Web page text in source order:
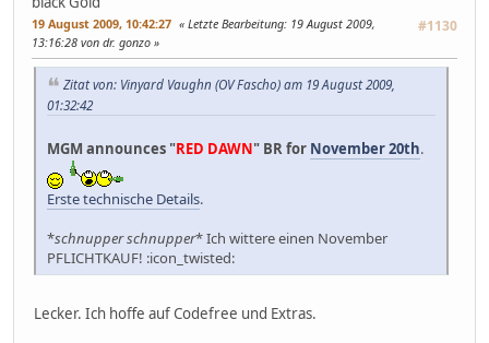
19 August 2009, 10:42:27 #1130
Letzte Bearbeitung: 19 August 2009,
13:16:28 von dr. gonzo
Zitat von: Vinyard Vaughn (OV Fascho) am 19 August 2009,
01:32:42
MGM announces "RED DAWN" BR for November 20th.
Erste technische Details.
*schnupper schnupper* Ich wittere einen November
PFLICHTKAUF! :icon_twisted:
Lecker. Ich hoffe auf Codefree und Extras.